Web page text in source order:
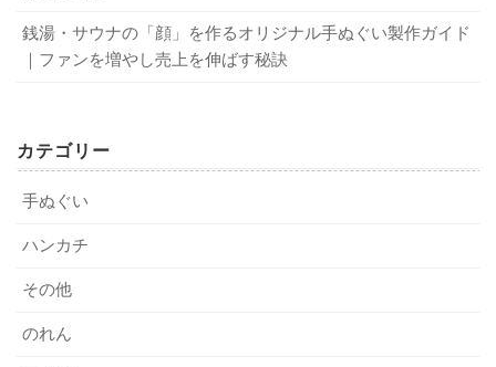
人気があるものをあげると
ペン立て
ランチョンマット
ペンケース
などです。しかし、いくら実用的なものでも、学校の名前
が中央に大きく印刷されていたり、クラスメートの写真が
もの。
はい。ただ、記念品ですから長く使
銭湯・サウナの「顔」を作るオリジナル手ぬぐい製作ガイド
｜ファンを増やし売上を伸ばす秘訣
カテゴリー
手ぬぐい
ハンカチ
その他
のれん